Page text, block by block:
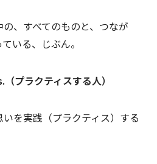
、すべてのものと、つなが
いる、じぶん。
プラクティスする人）
を実践（プラクティス）する